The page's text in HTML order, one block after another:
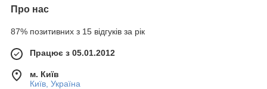
Про нас
87% позитивних з 15 відгуків за рік
Працює з 05.01.2012
м. Київ
Київ, Україна